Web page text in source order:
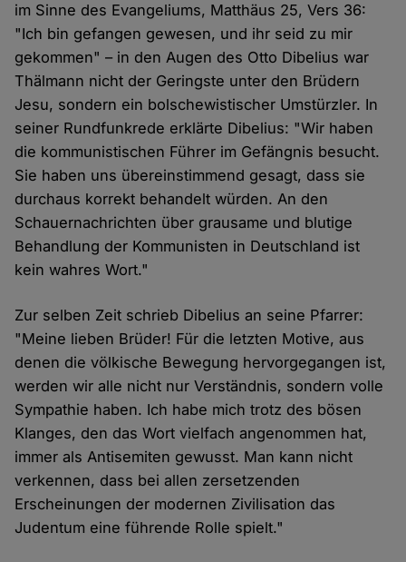
im Sinne des Evangeliums, Matthäus 25, Vers 36:
"Ich bin gefangen gewesen, und ihr seid zu mir
gekommen" – in den Augen des Otto Dibelius war
Thälmann nicht der Geringste unter den Brüdern
Jesu, sondern ein bolschewistischer Umstürzler. In
seiner Rundfunkrede erklärte Dibelius: "Wir haben
die kommunistischen Führer im Gefängnis besucht.
Sie haben uns übereinstimmend gesagt, dass sie
durchaus korrekt behandelt würden. An den
Schauernachrichten über grausame und blutige
Behandlung der Kommunisten in Deutschland ist
kein wahres Wort."
Zur selben Zeit schrieb Dibelius an seine Pfarrer:
"Meine lieben Brüder! Für die letzten Motive, aus
denen die völkische Bewegung hervorgegangen ist,
werden wir alle nicht nur Verständnis, sondern volle
Sympathie haben. Ich habe mich trotz des bösen
Klanges, den das Wort vielfach angenommen hat,
immer als Antisemiten gewusst. Man kann nicht
verkennen, dass bei allen zersetzenden
Erscheinungen der modernen Zivilisation das
Judentum eine führende Rolle spielt."